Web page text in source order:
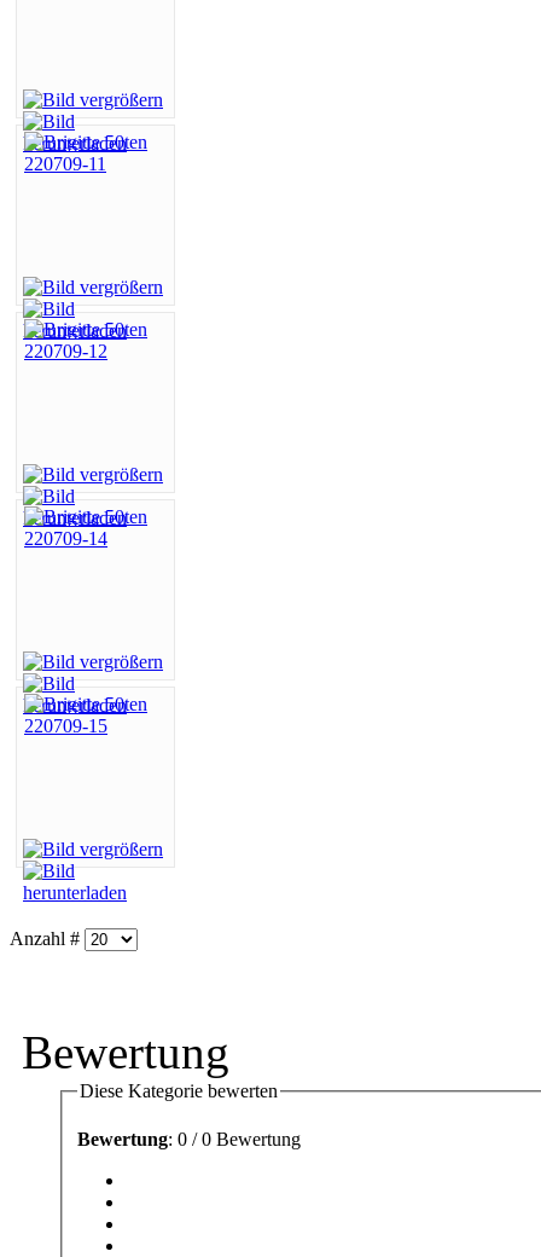
Anzahl #
Bewertung
Diese Kategorie bewerten
Bewertung: 0 / 0 Bewertung